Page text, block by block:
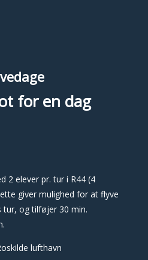
for en dag
2 elever pr. tur i R44 (4
giver mulighed for at flyve
tur, og tilføjer 30 min.
lufthavn